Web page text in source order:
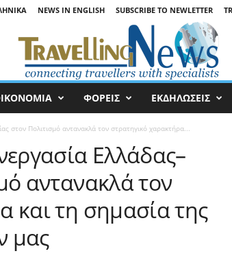
NEWS IN ENGLISH SUBSCRIBE TO NEWLETTER
ΦΟΡΕΙΣ ΕΚΔΗΛΩΣΕΙΣ
στον Πολιτισμό αντανακλά τον στρατηγικό χαρακτήρα...
Ελλάδας–
αντανακλά τον
και τη σημασία της
μας